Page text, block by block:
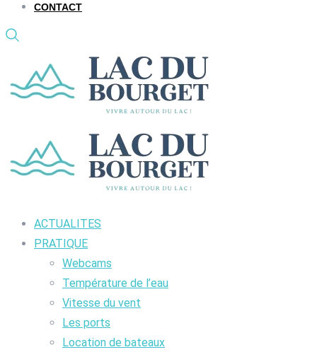
CONTACT
ACTUALITES
PRATIQUE
Webcams
Température de l’eau
Vitesse du vent
Les ports
Location de bateaux